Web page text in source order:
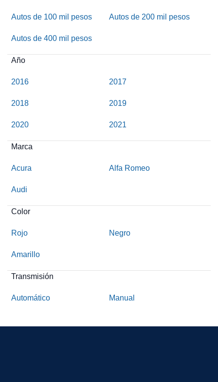
Autos de 100 mil pesos Autos de 200 mil pesos
Autos de 400 mil pesos
Año
2016 2017
2018 2019
2020 2021
Marca
Acura Alfa Romeo
Audi
Color
Rojo Negro
Amarillo
Transmisión
Automático Manual